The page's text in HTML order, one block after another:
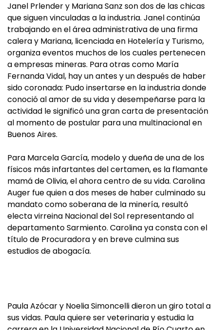
Janel Prlender y Mariana Sanz son dos de las chicas
que siguen vinculadas a la industria. Janel continúa
trabajando en el área administrativa de una firma
calera y Mariana, licenciada en Hotelería y Turismo,
organiza eventos muchos de los cuales pertenecen
a empresas mineras. Para otras como María
Fernanda Vidal, hay un antes y un después de haber
sido coronada: Pudo insertarse en la industria donde
conoció al amor de su vida y desempeñarse para la
actividad le significó una gran carta de presentación
al momento de postular para una multinacional en
Buenos Aires.
Para Marcela García, modelo y dueña de una de los
físicos más infartantes del certamen, es la flamante
mamá de Olivia, el ahora centro de su vida. Carolina
Auger fue quien a dos meses de haber culminado su
mandato como soberana de la minería, resultó
electa virreina Nacional del Sol representando al
departamento Sarmiento. Carolina ya consta con el
título de Procuradora y en breve culmina sus
estudios de abogacía.
Paula Azócar y Noelia Simoncelli dieron un giro total a
sus vidas. Paula quiere ser veterinaria y estudia la